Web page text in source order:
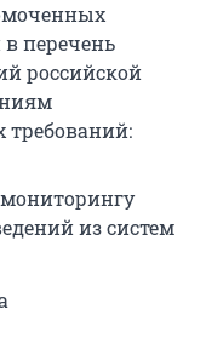
перечень
российской
требований:
из систем